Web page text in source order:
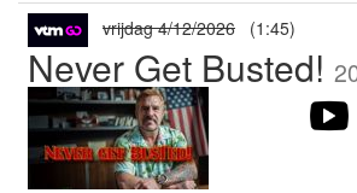
vrijdag 4/12/2026 (1:45)
Never Get Busted!